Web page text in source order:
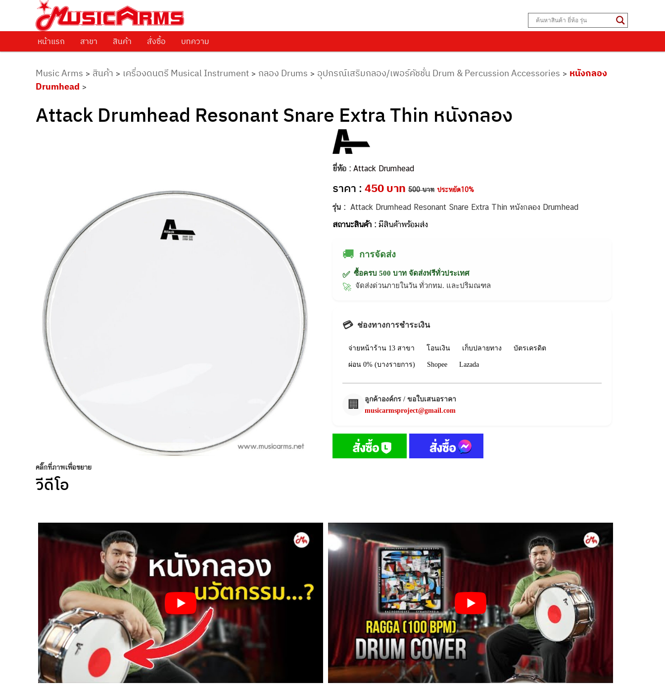
Music Arms
ศูนย์รวมครื่องดนตรีทุกชนิด ตั้งแต่เริ่มต้นถึงมืออาชีพ
Skip to primary content
หน้าแรก สาขา สินค้า สั่งซื้อ บทความ
Music Arms > สินค้า > เครื่องดนตรี Musical Instrument > กลอง Drums > อุปกรณ์เสริมกลอง/เพอร์คัชชั่น Drum & Percussion Accessories > หนังกลอง
Drumhead >
Attack Drumhead Resonant Snare Extra Thin หนังกลอง
คลิ๊กที่ภาพเพื่อขยาย
ยี่ห้อ : Attack Drumhead
ราคา : 450 บาท 500 บาท ประหยัด10%
รุ่น : Attack Drumhead Resonant Snare Extra Thin หนังกลอง Drumhead
สถานะสินค้า : มีสินค้าพร้อมส่ง
🚚 การจัดส่ง
✅ ซื้อครบ 500 บาท จัดส่งฟรีทั่วประเทศ
🚀 จัดส่งด่วนภายในวัน ทั่วกทม. และปริมณฑล
💳 ช่องทางการชำระเงิน
จ่ายหน้าร้าน 13 สาขา โอนเงิน เก็บปลายทาง บัตรเครดิต
ผ่อน 0% (บางรายการ) Shopee Lazada
🏢
ลูกค้าองค์กร / ขอใบเสนอราคา
musicarmsproject@gmail.com
วีดีโอ